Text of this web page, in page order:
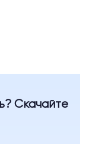
Скачайте